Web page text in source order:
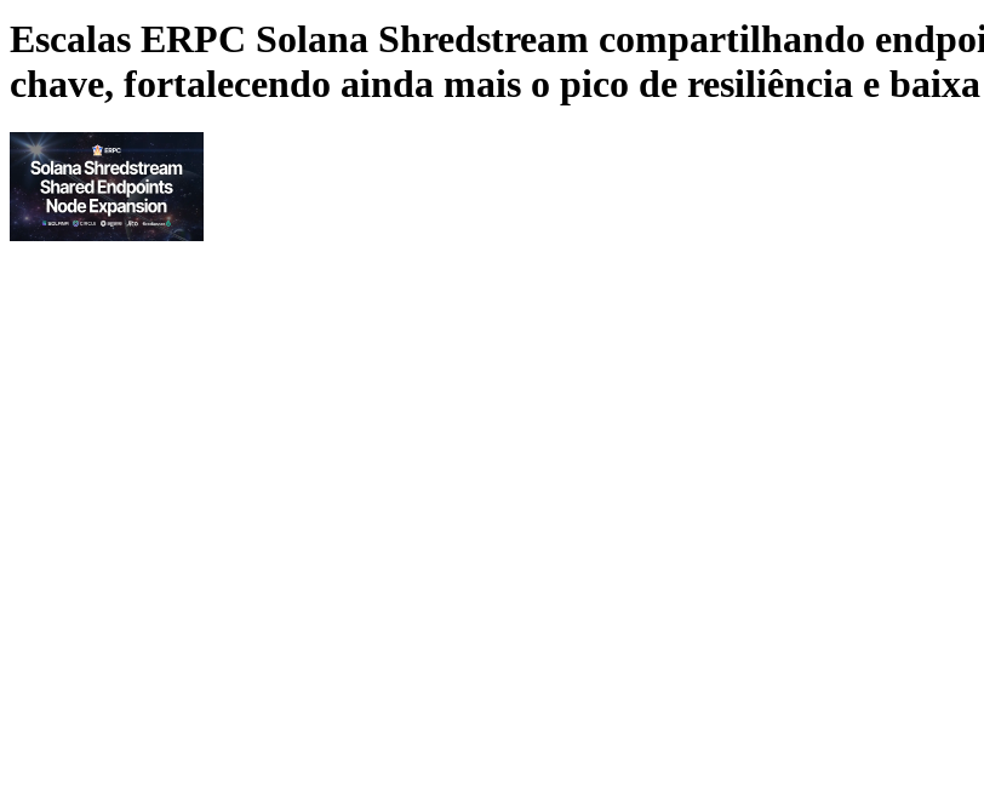
Escalas ERPC Solana Shredstream compartilhando
chave, fortalecendo ainda mais o pico de resiliência e